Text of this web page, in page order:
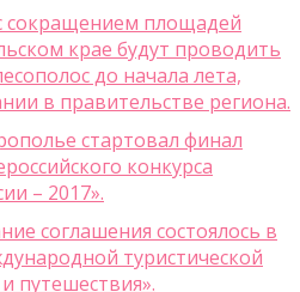
сокращением площадей
крае будут проводить
до начала лета,
в правительстве региона.
стартовал финал
конкурса
– 2017».
соглашения состоялось в
туристической
путешествия».